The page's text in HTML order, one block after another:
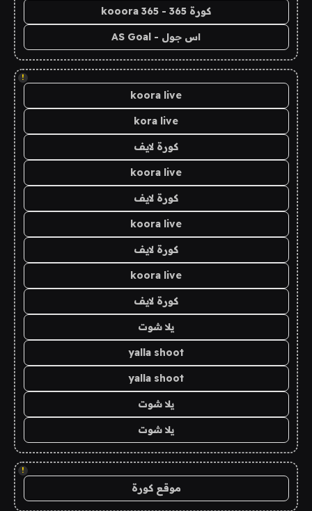
كورة 365 - kooora 365
اس جول - AS Goal
!
koora live
kora live
كورة لايف
koora live
كورة لايف
koora live
كورة لايف
koora live
كورة لايف
يلا شوت
yalla shoot
yalla shoot
يلا شوت
يلا شوت
!
موقع كورة